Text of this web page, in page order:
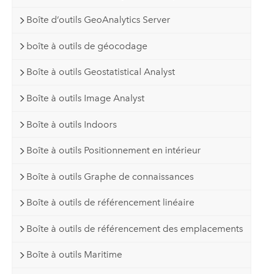
Boîte d’outils GeoAnalytics Server
boîte à outils de géocodage
Boîte à outils Geostatistical Analyst
Boîte à outils Image Analyst
Boîte à outils Indoors
Boîte à outils Positionnement en intérieur
Boîte à outils Graphe de connaissances
Boîte à outils de référencement linéaire
Boîte à outils de référencement des emplacements
Boîte à outils Maritime